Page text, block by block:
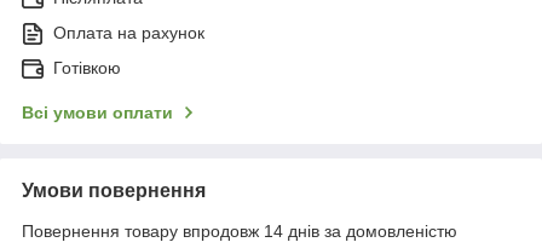
Оплата на рахунок
Готівкою
Всі умови оплати
Умови повернення
Повернення товару впродовж 14 днів за домовленістю